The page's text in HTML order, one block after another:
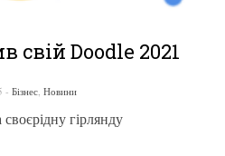
свій Doodle 2021
- Бізнес, Новини
гірлянду